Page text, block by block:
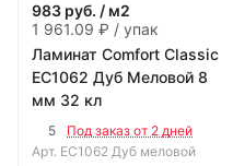
983 руб. / м2
1 961.09 ₽ / упак
Ламинат Comfort Classic
EC1062 Дуб Меловой 8
мм 32 кл
5
Под заказ от 2 дней
Арт. EC1062 Дуб меловой